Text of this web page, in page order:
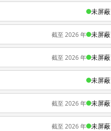
未屏蔽
截至 2026 年 未屏蔽
截至 2026 年 未屏蔽
未屏蔽
截至 2026 年 未屏蔽
截至 2026 年 未屏蔽